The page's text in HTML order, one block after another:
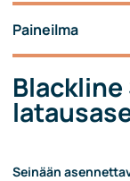
Paineilma
Blackline
Seinään